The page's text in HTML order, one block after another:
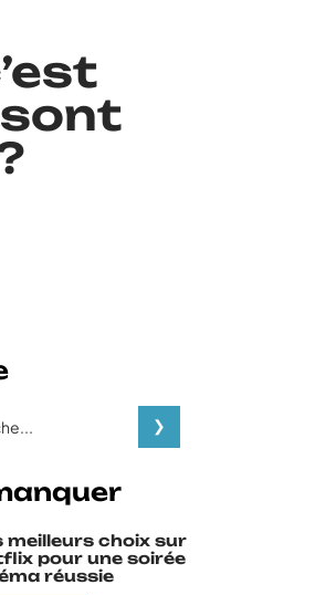
meilleurs choix sur
pour une soirée
réussie